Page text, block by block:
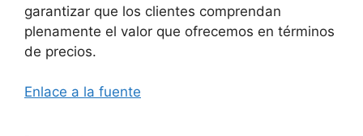
garantizar que los clientes comprendan
plenamente el valor que ofrecemos en términos
de precios.
Enlace a la fuente